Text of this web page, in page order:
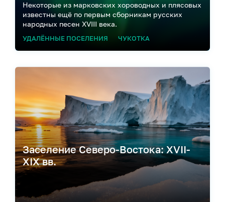
Некоторые из марковских хороводных и плясовых
известны ещё по первым сборникам русских
народных песен XVIII века.
УДАЛЁННЫЕ ПОСЕЛЕНИЯ ЧУКОТКА
Заселение Северо-Востока: XVII-
XIX вв.